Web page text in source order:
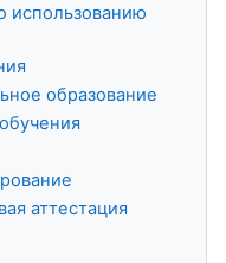
использованию
образование
аттестация